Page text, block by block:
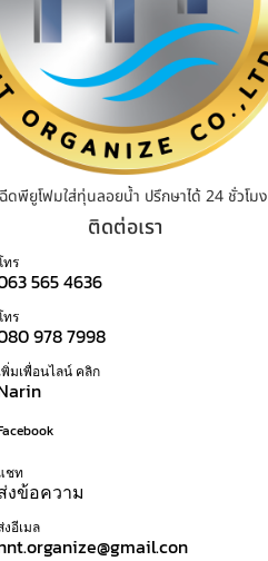
ดพียูโฟมใส่ทุ่นลอยน้ำ ปรึกษาได้ 24 ชั่วโมง
ติดต่อเรา
ทร
565 4636
ทร
978 7998
พิ่มเพื่อนไลน์ คลิก
ชท
งข้อความ
งอีเมล